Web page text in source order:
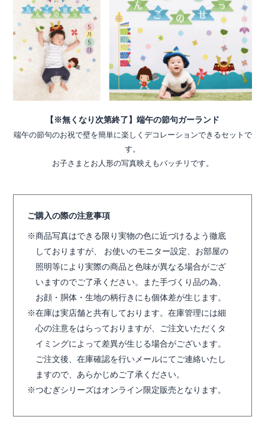
【※無くなり次第終了】端午の節句ガーランド
端午の節句のお祝で壁を簡単に楽しくデコレーションできるセットで
す。
お子さまとお人形の写真映えもバッチリです。
ご購入の際の注意事項
商品写真はできる限り実物の色に近づけるよう徹底
しておりますが、 お使いのモニター設定、お部屋の
照明等により実際の商品と色味が異なる場合がござ
いますのでご了承ください。また手づくり品の為、
お顔・胴体・生地の柄行きにも個体差が生じます。
在庫は実店舗と共有しております。在庫管理には細
心の注意をはらっておりますが、ご注文いただくタ
イミングによって差異が生じる場合がございます。
ご注文後、在庫確認を行いメールにてご連絡いたし
ますので、あらかじめご了承ください。
つむぎシリーズはオンライン限定販売となります。